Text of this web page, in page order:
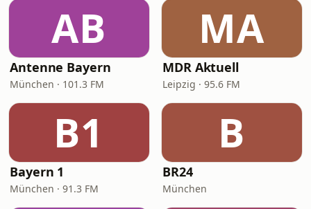
AB
Antenne Bayern
München · 101.3 FM
MA
MDR Aktuell
Leipzig · 95.6 FM
B1
Bayern 1
München · 91.3 FM
B
BR24
München